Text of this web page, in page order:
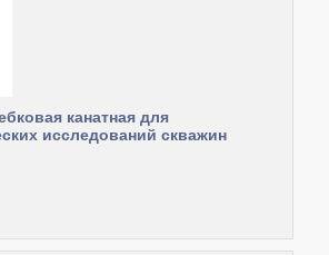
канатная для
исследований скважин